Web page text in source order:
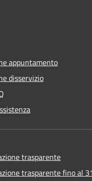
appuntamento
disservizio
trasparente
trasparente fino al